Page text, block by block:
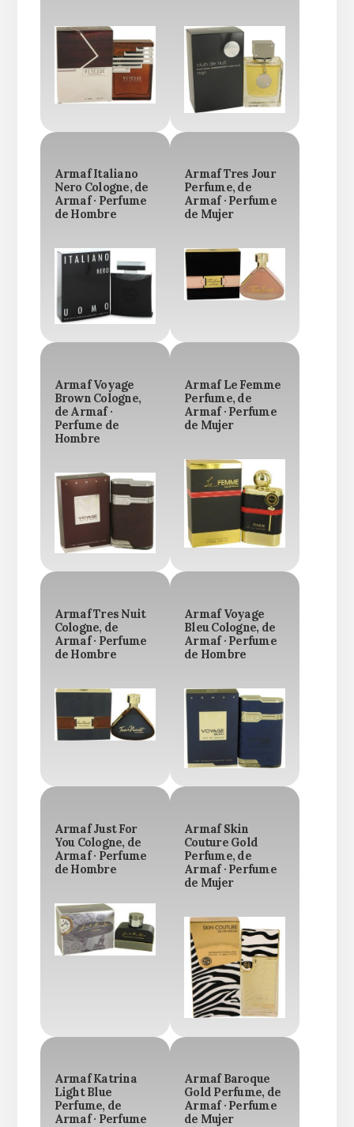
Armaf Italiano
Nero Cologne, de
Armaf · Perfume
de Hombre
Armaf Tres Jour
Perfume, de
Armaf · Perfume
de Mujer
Armaf Voyage
Brown Cologne,
de Armaf ·
Perfume de
Hombre
Armaf Le Femme
Perfume, de
Armaf · Perfume
de Mujer
Armaf Tres Nuit
Cologne, de
Armaf · Perfume
de Hombre
Armaf Voyage
Bleu Cologne, de
Armaf · Perfume
de Hombre
Armaf Just For
You Cologne, de
Armaf · Perfume
de Hombre
Armaf Skin
Couture Gold
Perfume, de
Armaf · Perfume
de Mujer
Armaf Katrina
Light Blue
Perfume, de
Armaf · Perfume
Armaf Baroque
Gold Perfume, de
Armaf · Perfume
de Mujer